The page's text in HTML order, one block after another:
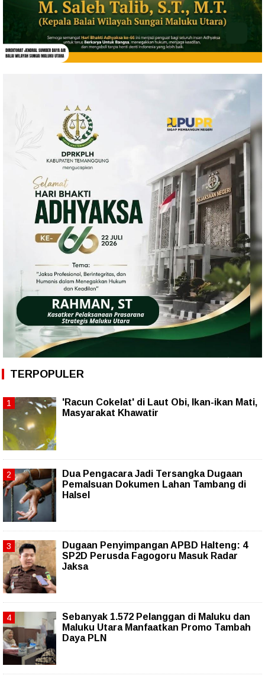
TERPOPULER
'Racun Cokelat' di Laut Obi, Ikan-ikan Mati,
Masyarakat Khawatir
Dua Pengacara Jadi Tersangka Dugaan
Pemalsuan Dokumen Lahan Tambang di
Halsel
Dugaan Penyimpangan APBD Halteng: 4
SP2D Perusda Fagogoru Masuk Radar
Jaksa
Sebanyak 1.572 Pelanggan di Maluku dan
Maluku Utara Manfaatkan Promo Tambah
Daya PLN